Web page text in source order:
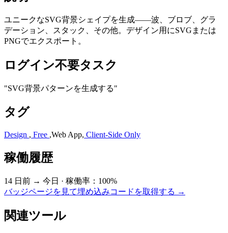
ユニークなSVG背景シェイプを生成——波、ブロブ、グラ
デーション、スタック、その他。デザイン用にSVGまたは
PNGでエクスポート。
ログイン不要タスク
"SVG背景パターンを生成する"
タグ
Design , Free ,Web App, Client-Side Only
稼働履歴
14 日前 → 今日 · 稼働率：100%
バッジページを見て埋め込みコードを取得する →
関連ツール